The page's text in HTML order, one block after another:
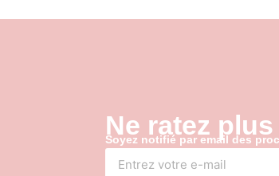
Ne ratez
Soyez notifié par email des